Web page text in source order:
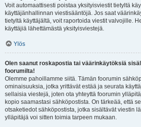
Voit automaattisesti poistaa yksityisviestit tietyltä
käyttäjänhallinnan viestisääntöjä. Jos saat
tietyltä käyttäjältä, voit raportoida viestit valvojille.
käyttäjiä lähettämästä yksityisviestejä.
Ylös
Olen saanut roskapostia tai väärinkäytöksiä
foorumilta!
Olemme pahoillamme siitä. Tämän foorumin
ominaisuuksia, jotka yrittävät estää ja seurata
sellaisia viestejä, joten ota yhteyttä foorumin
kopio saamastasi sähköpostista. On tärkeää, että
otsaketiedot sähköpostista, jotka sisältävät viestin
ylläpitäjä voi sitten toimia tarpeen mukaan.